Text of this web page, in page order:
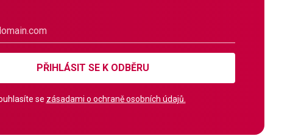
PŘIHLÁSIT SE K ODBĚRU
se zásadami o ochraně osobních údajů.